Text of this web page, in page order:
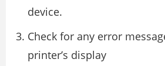
device.
Check for any error
printer’s display